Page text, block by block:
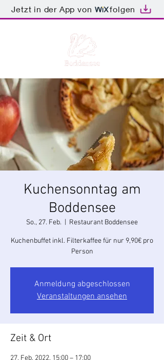
Jetzt in der App von folgen
Kuchensonntag am
Boddensee
So., 27. Feb. Restaurant Boddensee
Kuchenbuffet inkl. Filterkaffee für nur 9,90€ pro
Person
Anmeldung abgeschlossen
Veranstaltungen ansehen
Zeit & Ort
27. Feb. 2022, 15:00 – 17:00